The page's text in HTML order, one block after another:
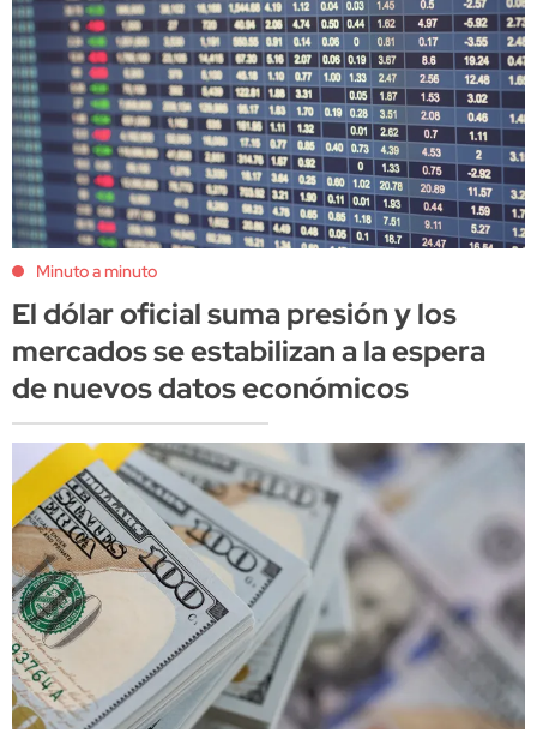
Minuto a minuto
El dólar oficial suma presión y los
mercados se estabilizan a la espera
de nuevos datos económicos